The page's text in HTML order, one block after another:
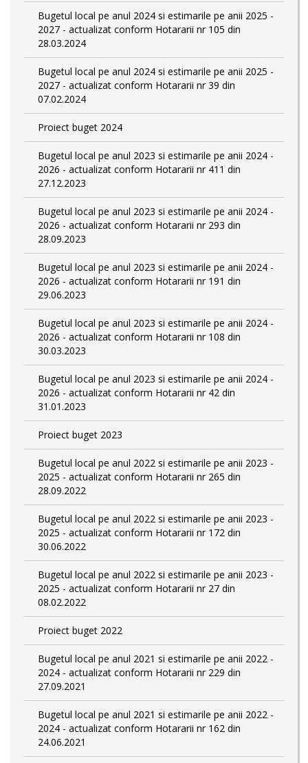
Bugetul local pe anul 2024 si estimarile pe anii 2025 -
2027 - actualizat conform Hotararii nr 105 din
28.03.2024
Bugetul local pe anul 2024 si estimarile pe anii 2025 -
2027 - actualizat conform Hotararii nr 39 din
07.02.2024
Proiect buget 2024
Bugetul local pe anul 2023 si estimarile pe anii 2024 -
2026 - actualizat conform Hotararii nr 411 din
27.12.2023
Bugetul local pe anul 2023 si estimarile pe anii 2024 -
2026 - actualizat conform Hotararii nr 293 din
28.09.2023
Bugetul local pe anul 2023 si estimarile pe anii 2024 -
2026 - actualizat conform Hotararii nr 191 din
29.06.2023
Bugetul local pe anul 2023 si estimarile pe anii 2024 -
2026 - actualizat conform Hotararii nr 108 din
30.03.2023
Bugetul local pe anul 2023 si estimarile pe anii 2024 -
2026 - actualizat conform Hotararii nr 42 din
31.01.2023
Proiect buget 2023
Bugetul local pe anul 2022 si estimarile pe anii 2023 -
2025 - actualizat conform Hotararii nr 265 din
28.09.2022
Bugetul local pe anul 2022 si estimarile pe anii 2023 -
2025 - actualizat conform Hotararii nr 172 din
30.06.2022
Bugetul local pe anul 2022 si estimarile pe anii 2023 -
2025 - actualizat conform Hotararii nr 27 din
08.02.2022
Proiect buget 2022
Bugetul local pe anul 2021 si estimarile pe anii 2022 -
2024 - actualizat conform Hotararii nr 229 din
27.09.2021
Bugetul local pe anul 2021 si estimarile pe anii 2022 -
2024 - actualizat conform Hotararii nr 162 din
24.06.2021